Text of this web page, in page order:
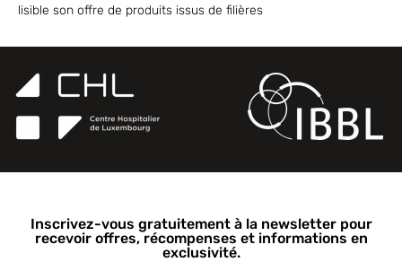
lisible son offre de produits issus de filières
Inscrivez-vous gratuitement à la newsletter pour
recevoir offres, récompenses et informations en
exclusivité.